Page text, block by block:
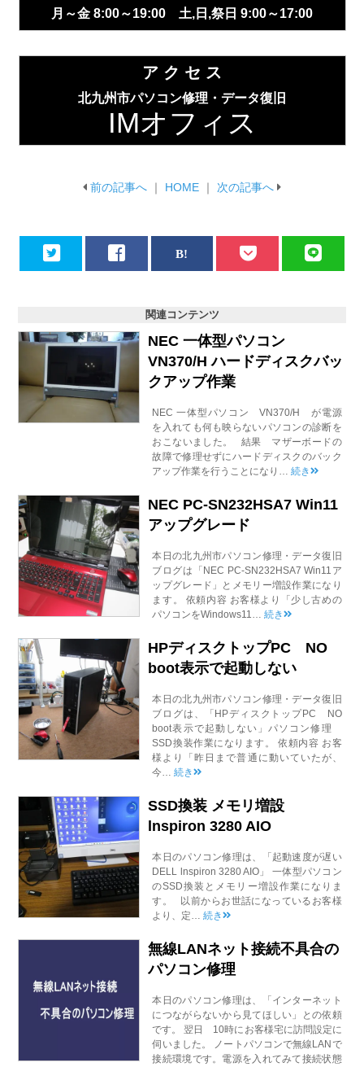
月～金 8:00～19:00 土,日,祭日 9:00～17:00
ア ク セ ス
北九州市パソコン修理・データ復旧
IMオフィス
前の記事へ ｜ HOME ｜ 次の記事へ
関連コンテンツ
NEC 一体型パソコン
VN370/H ハードディスクバッ
クアップ作業
NEC 一体型パソコン VN370/H が電源
を入れても何も映らないパソコンの診断を
おこないました。 結果 マザーボードの
故障で修理せずにハードディスクのバック
アップ作業を行うことになり…続き
NEC PC-SN232HSA7 Win11
アップグレード
本日の北九州市パソコン修理・データ復旧
ブログは「NEC PC-SN232HSA7 Win11ア
ップグレード」とメモリー増設作業になり
ます。 依頼内容 お客様より「少し古めの
パソコンをWindows11…続き
HPディスクトップPC NO
boot表示で起動しない
本日の北九州市パソコン修理・データ復旧
ブログは、「HPディスクトップPC NO
boot表示で起動しない」パソコン修理
SSD換装作業になります。 依頼内容 お客
様より「昨日まで普通に動いていたが、
今…続き
SSD換装 メモリ増設
lnspiron 3280 AIO
本日のパソコン修理は、「起動速度が遅い
DELL lnspiron 3280 AIO」 一体型パソコン
のSSD換装とメモリー増設作業になりま
す。 以前からお世話になっているお客様
より、定…続き
無線LANネット接続不具合の
パソコン修理
本日のパソコン修理は、「インターネット
につながらないから見てほしい」との依頼
です。 翌日 10時にお客様宅に訪問設定に
伺いました。 ノートパソコンで無線LANで
接続環境です。電源を入れてみて接続状態